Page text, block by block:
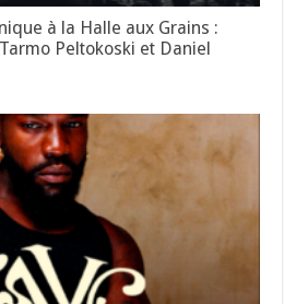
à la Halle aux Grains :
Peltokoski et Daniel